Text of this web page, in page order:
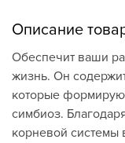
Описание
Обеспечит ваши
жизнь. Он
которые
симбиоз.
корневой системы